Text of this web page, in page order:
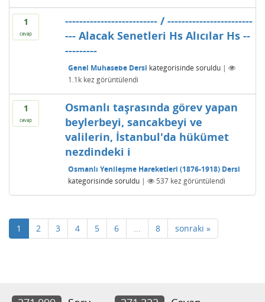
1
cevap
-------------------------- / ------------------------
--- Alacak Senetleri Hs Alıcılar Hs --
---------
Genel Muhasebe Dersi kategorisinde soruldu |
1.1kkez görüntülendi
1
cevap
Osmanlı taşrasında görev yapan
beylerbeyi, sancakbeyi ve
valilerin, İstanbul'da hükümet
nezdindeki i
Osmanlı Yenileşme Hareketleri (1876-1918) Dersi
kategorisinde soruldu | 537kez görüntülendi
1 2 3 4 5 6 ... 8 sonraki »